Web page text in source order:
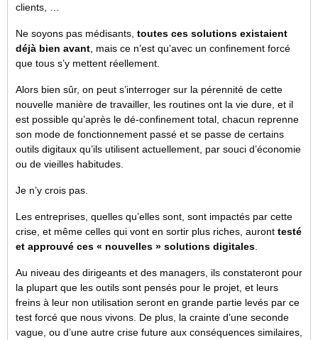
clients, …
Ne soyons pas médisants, toutes ces solutions existaient
déjà bien avant , mais ce n’est qu’avec un confinement forcé
que tous s’y mettent réellement.
Alors bien sûr, on peut s’interroger sur la pérennité de cette
nouvelle manière de travailler, les routines ont la vie dure, et il
est possible qu’après le dé-confinement total, chacun reprenne
son mode de fonctionnement passé et se passe de certains
outils digitaux qu’ils utilisent actuellement, par souci d’économie
ou de vieilles habitudes.
Je n’y crois pas.
Les entreprises, quelles qu’elles sont, sont impactés par cette
crise, et même celles qui vont en sortir plus riches, auront testé
et approuvé ces « nouvelles » solutions digitales
Au niveau des dirigeants et des managers, ils constateront pour
la plupart que les outils sont pensés pour le projet, et leurs
freins à leur non utilisation seront en grande partie levés par ce
test forcé que nous vivons. De plus, la crainte d’une seconde
vague, ou d’une autre crise future aux conséquences similaires,